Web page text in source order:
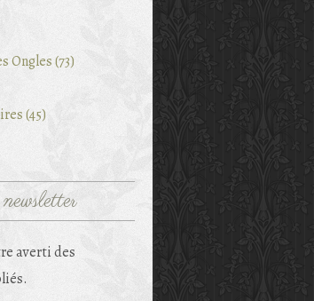
Ongles (73)
(45)
averti des